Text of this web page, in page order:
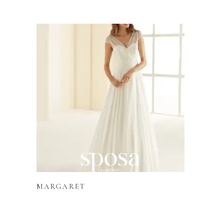
Lire la suite
MARGARET